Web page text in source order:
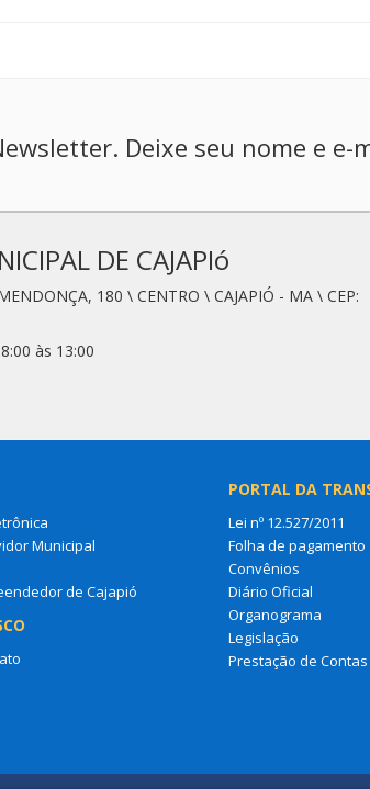
Deixe seu nome e e-
DE CAJAPIó
180 \ CENTRO \ CAJAPIÓ - MA \ CEP:
às 13:00
Municipal
de Cajapió
PORTAL DA
Lei nº 12.527/2011
Folha de pagamento
Convênios
Diário Oficial
Organograma
Legislação
Prestação de Contas